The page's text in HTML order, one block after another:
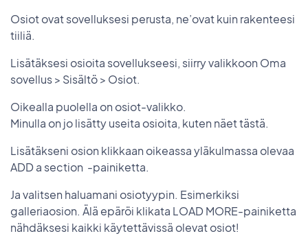
Osiot ovat sovelluksesi perusta, ne’ovat kuin rakenteesi
tiiliä.
Lisätäksesi osioita sovellukseesi, siirry valikkoon Oma
sovellus > Sisältö > Osiot.
Oikealla puolella on osiot-valikko.
Minulla on jo lisätty useita osioita, kuten näet tästä.
Lisätäkseni osion klikkaan oikeassa yläkulmassa olevaa
ADD a section -painiketta.
Ja valitsen haluamani osiotyypin. Esimerkiksi
galleriaosion. Älä epäröi klikata LOAD MORE-painiketta
nähdäksesi kaikki käytettävissä olevat osiot!